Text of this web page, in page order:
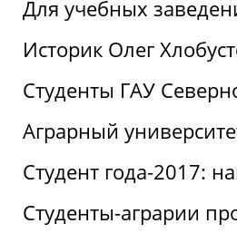
Для учебных
Историк Олег
Студенты ГАУ
Аграрный
Студент года-2017:
Студенты-аграрии